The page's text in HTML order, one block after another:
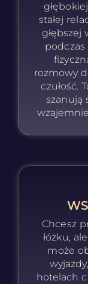
stałej
głębszej
rozmowy
czułość.
szanują
Chcesz
łóżku,
może
hotelach